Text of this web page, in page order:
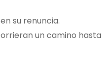
su renuncia.
un camino hasta